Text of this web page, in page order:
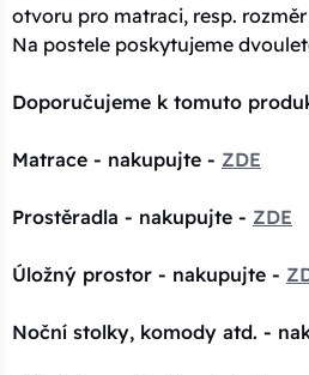
otvoru pro matraci, resp.
Na postele poskytujeme
Doporučujeme k tomuto
Matrace - nakupujte - ZDE
Prostěradla - nakupujte - ZDE
Úložný prostor - nakupujte -
Noční stolky, komody atd. -